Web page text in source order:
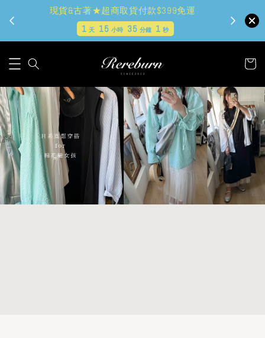
現貨&古著★超商取貨付款$399免運
1天 15 小時 35 分鐘 0秒